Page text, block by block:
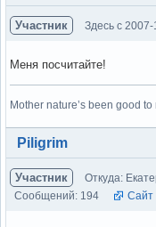
Участник Здесь с 2007-
Меня посчитайте!
Mother nature’s been good to
Вне форума
Piligrim
Участник Откуда:
Сообщений: 194
Сайт